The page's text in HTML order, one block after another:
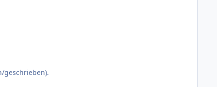
geschrieben).